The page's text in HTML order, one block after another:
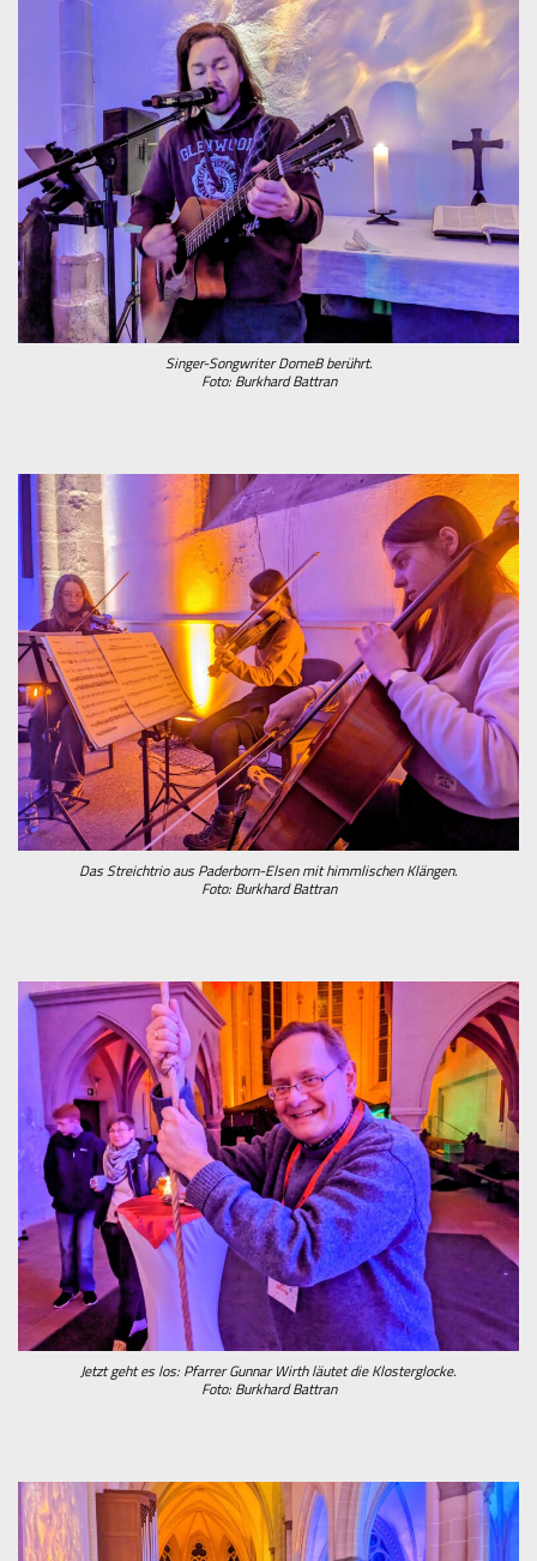
Singer-Songwriter DomeB berührt.
Foto: Burkhard Battran
Das Streichtrio aus Paderborn-Elsen mit himmlischen Klängen.
Foto: Burkhard Battran
Jetzt geht es los: Pfarrer Gunnar Wirth läutet die Klosterglocke.
Foto: Burkhard Battran